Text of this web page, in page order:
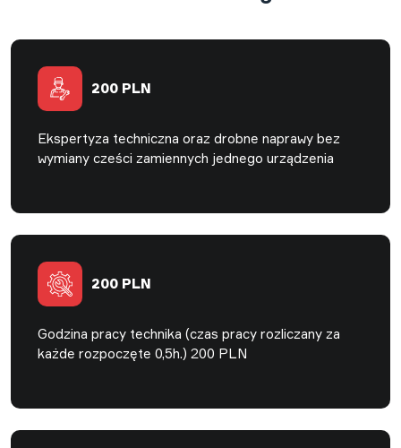
200 PLN
Ekspertyza techniczna oraz drobne naprawy bez
wymiany cześci zamiennych jednego urządzenia
200 PLN
Godzina pracy technika (czas pracy rozliczany za
każde rozpoczęte 0,5h.) 200 PLN